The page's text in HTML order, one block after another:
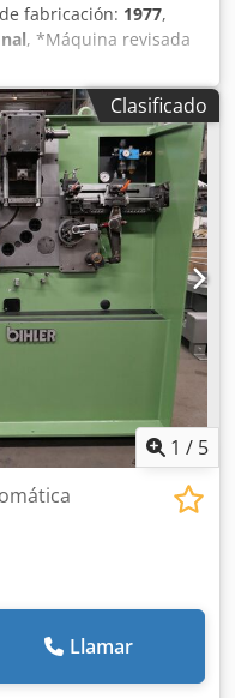
fabricación: 1977,
, *Máquina revisada
Dcsdjrpk Axopfx Ahuek
1 pieza pinza entrada
70 kN 1 prensa de
2 unidades de carro
trabajo: Rango de
de banda: hasta 32
mm Potencia: hasta
Clasificado
1 / 5
Llamar